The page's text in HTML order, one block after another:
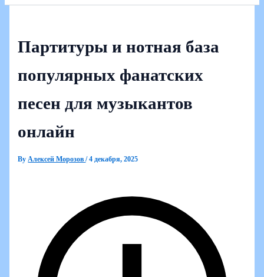
Партитуры и нотная база
популярных фанатских
песен для музыкантов
онлайн
ByАлексей Морозов/4 декабря, 2025